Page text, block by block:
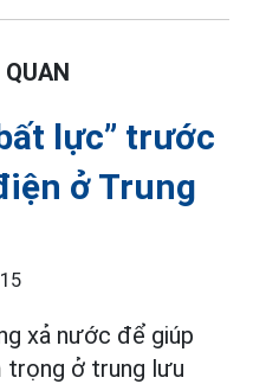
lực” trước
ở Trung
xả nước để giúp
trọng ở trung lưu